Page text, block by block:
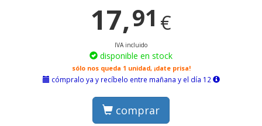
17,91 €
IVA incluido
disponible en stock
sólo nos queda 1 unidad, ¡date prisa!
cómpralo ya y recíbelo entre mañana y el día 12
comprar